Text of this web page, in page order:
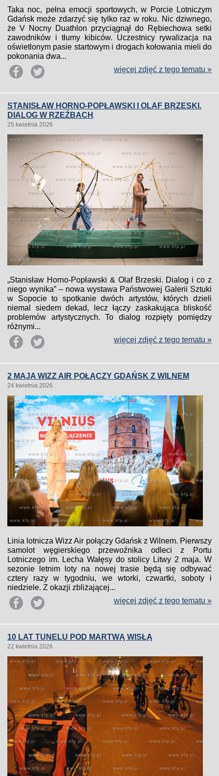
Taka noc, pełna emocji sportowych, w Porcie Lotniczym
Gdańsk może zdarzyć się tylko raz w roku. Nic dziwnego,
że V Nocny Duathlon przyciągnął do Rębiechowa setki
zawodników i tłumy kibiców. Uczestnicy rywalizacja na
oświetlonym pasie startowym i drogach kołowania mieli do
pokonania dwa...
więcej zdjęć z tego tematu »
STANISŁAW HORNO-POPŁAWSKI I OLAF BRZESKI.
DIALOG W RZEŹBACH
25 kwietnia 2026
„Stanisław Horno-Popławski & Olaf Brzeski. Dialog i co z
niego wynika” – nowa wystawa Państwowej Galerii Sztuki
w Sopocie to spotkanie dwóch artystów, których dzieli
niemal siedem dekad, lecz łączy zaskakująca bliskość
problemów artystycznych. To dialog rozpięty pomiędzy
różnymi...
więcej zdjęć z tego tematu »
2 MAJA WIZZ AIR POŁĄCZY GDAŃSK Z WILNEM
24 kwietnia 2026
Linia lotnicza Wizz Air połączy Gdańsk z Wilnem. Pierwszy
samolot węgierskiego przewoźnika odleci z Portu
Lotniczego im. Lecha Wałęsy do stolicy Litwy 2 maja. W
sezonie letnim loty na nowej trasie będą się odbywać
cztery razy w tygodniu, we wtorki, czwartki, soboty i
niedziele. Z okazji zbliżającej...
więcej zdjęć z tego tematu »
10 LAT TUNELU POD MARTWĄ WISŁĄ
22 kwietnia 2026